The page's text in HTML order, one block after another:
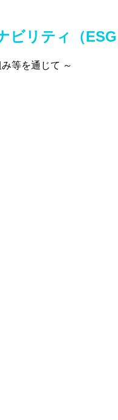
ビリティ（
等を通じて ～